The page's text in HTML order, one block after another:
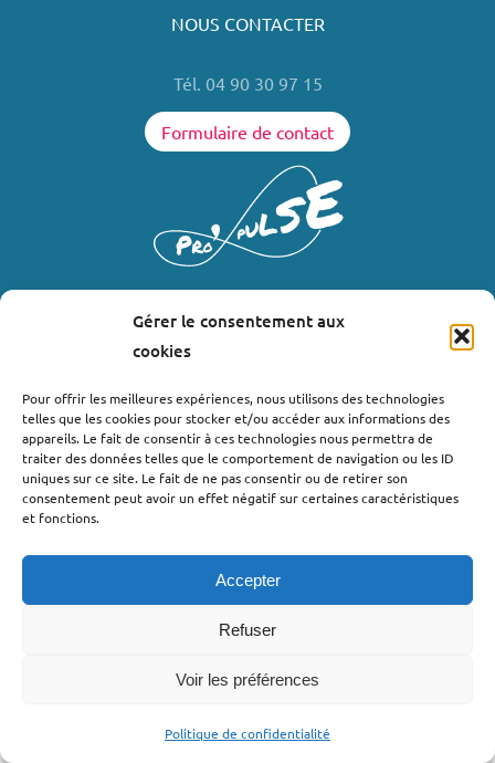
Gérer le consentement aux
cookies
Pour offrir les meilleures expériences, nous utilisons des technologies
telles que les cookies pour stocker et/ou accéder aux informations des
appareils. Le fait de consentir à ces technologies nous permettra de
traiter des données telles que le comportement de navigation ou les ID
uniques sur ce site. Le fait de ne pas consentir ou de retirer son
consentement peut avoir un effet négatif sur certaines caractéristiques
et fonctions.
Accepter
Refuser
Voir les préférences
Politique de confidentialité
NOUS CONTACTER
Tél. 04 90 30 97 15
Formulaire de contact
Où nous trouver ?
Bollène
Nyons
Valréas
Lachapelle-sous-Aubenas
©2022 - Pro’pulse by Initiative Seuil de Provence Ardèche
Développement : Menestys Consulting